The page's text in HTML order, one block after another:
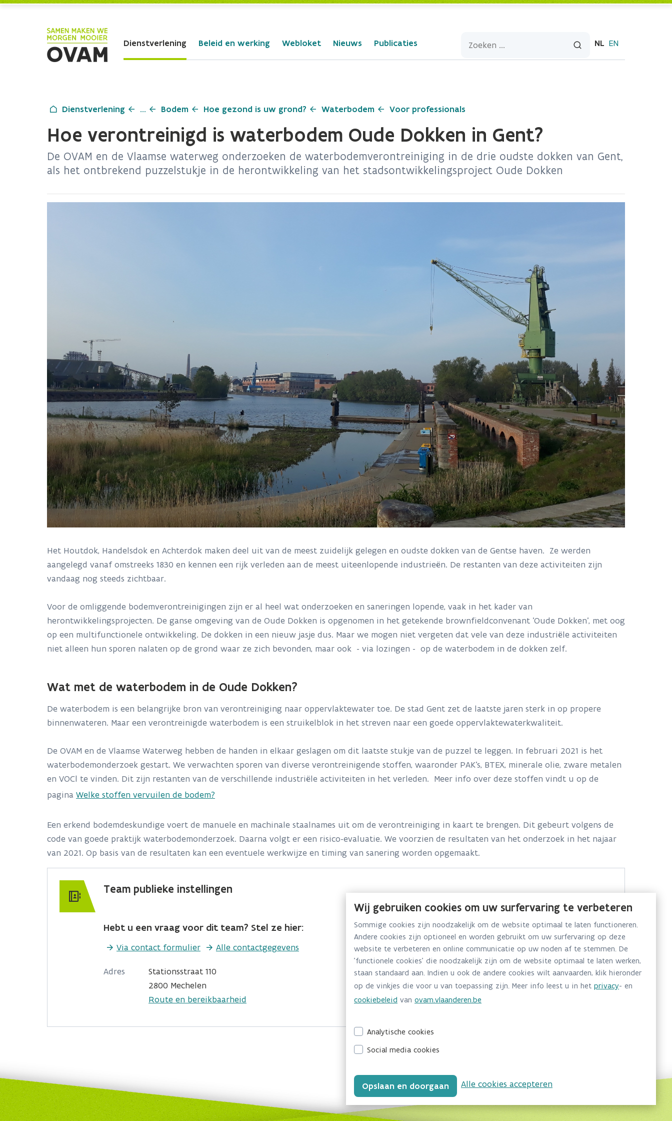
Dienstverlening Beleid en werking Webloket Nieuws Publicaties NL EN
Dienstverlening ... Bodem Hoe gezond is uw grond? Waterbodem Voor professionals
Hoe verontreinigd is waterbodem Oude Dokken in Gent?
De OVAM en de Vlaamse waterweg onderzoeken de waterbodemverontreiniging in de drie oudste dokken van Gent,
als het ontbrekend puzzelstukje in de herontwikkeling van het stadsontwikkelingsproject Oude Dokken
Het Houtdok, Handelsdok en Achterdok maken deel uit van de meest zuidelijk gelegen en oudste dokken van de Gentse haven. Ze werden
aangelegd vanaf omstreeks 1830 en kennen een rijk verleden aan de meest uiteenlopende industrieën. De restanten van deze activiteiten zijn
vandaag nog steeds zichtbaar.
Voor de omliggende bodemverontreinigingen zijn er al heel wat onderzoeken en saneringen lopende, vaak in het kader van
herontwikkelingsprojecten. De ganse omgeving van de Oude Dokken is opgenomen in het getekende brownfieldconvenant 'Oude Dokken', met oog
op een multifunctionele ontwikkeling. De dokken in een nieuw jasje dus. Maar we mogen niet vergeten dat vele van deze industriële activiteiten
niet alleen hun sporen nalaten op de grond waar ze zich bevonden, maar ook - via lozingen - op de waterbodem in de dokken zelf.
Wat met de waterbodem in de Oude Dokken?
De waterbodem is een belangrijke bron van verontreiniging naar oppervlaktewater toe. De stad Gent zet de laatste jaren sterk in op propere
binnenwateren. Maar een verontreinigde waterbodem is een struikelblok in het streven naar een goede oppervlaktewaterkwaliteit.
De OVAM en de Vlaamse Waterweg hebben de handen in elkaar geslagen om dit laatste stukje van de puzzel te leggen. In februari 2021 is het
waterbodemonderzoek gestart. We verwachten sporen van diverse verontreinigende stoffen, waaronder PAK’s, BTEX, minerale olie, zware metalen
en VOCl te vinden. Dit zijn restanten van de verschillende industriële activiteiten in het verleden. Meer info over deze stoffen vindt u op de
pagina Welke stoffen vervuilen de bodem?
Een erkend bodemdeskundige voert de manuele en machinale staalnames uit om de verontreiniging in kaart te brengen. Dit gebeurt volgens de
code van goede praktijk waterbodemonderzoek. Daarna volgt er een risico-evaluatie. We voorzien de resultaten van het onderzoek in het najaar
van 2021. Op basis van de resultaten kan een eventuele werkwijze en timing van sanering worden opgemaakt.
Team publieke instellingen
Hebt u een vraag voor dit team? Stel ze hier:
Via contact formulier Alle contactgegevens
Adres
Stationsstraat 110
2800 Mechelen
Route en bereikbaarheid
Wij gebruiken cookies om uw surfervaring te verbeteren
Sommige cookies zijn noodzakelijk om de website optimaal te laten functioneren.
Andere cookies zijn optioneel en worden gebruikt om uw surfervaring op deze
website te verbeteren en online communicatie op uw noden af te stemmen. De
'functionele cookies' die noodzakelijk zijn om de website optimaal te laten werken,
staan standaard aan. Indien u ook de andere cookies wilt aanvaarden, klik hieronder
op de vinkjes die voor u van toepassing zijn. Meer info leest u in het privacy- en
cookiebeleid van ovam.vlaanderen.be
Analytische cookies
Social media cookies
Opslaan en doorgaan Alle cookies accepteren